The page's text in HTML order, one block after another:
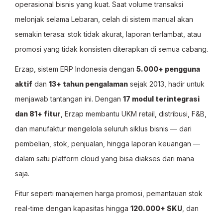
operasional bisnis yang kuat. Saat volume transaksi
melonjak selama Lebaran, celah di sistem manual akan
semakin terasa: stok tidak akurat, laporan terlambat, atau
promosi yang tidak konsisten diterapkan di semua cabang.
Erzap, sistem ERP Indonesia dengan 5.000+ pengguna
aktif dan 13+ tahun pengalaman sejak 2013, hadir untuk
menjawab tantangan ini. Dengan 17 modul terintegrasi
dan 81+ fitur , Erzap membantu UKM retail, distribusi, F&B,
dan manufaktur mengelola seluruh siklus bisnis — dari
pembelian, stok, penjualan, hingga laporan keuangan —
dalam satu platform cloud yang bisa diakses dari mana
saja.
Fitur seperti manajemen harga promosi, pemantauan stok
real-time dengan kapasitas hingga 120.000+ SKU , dan